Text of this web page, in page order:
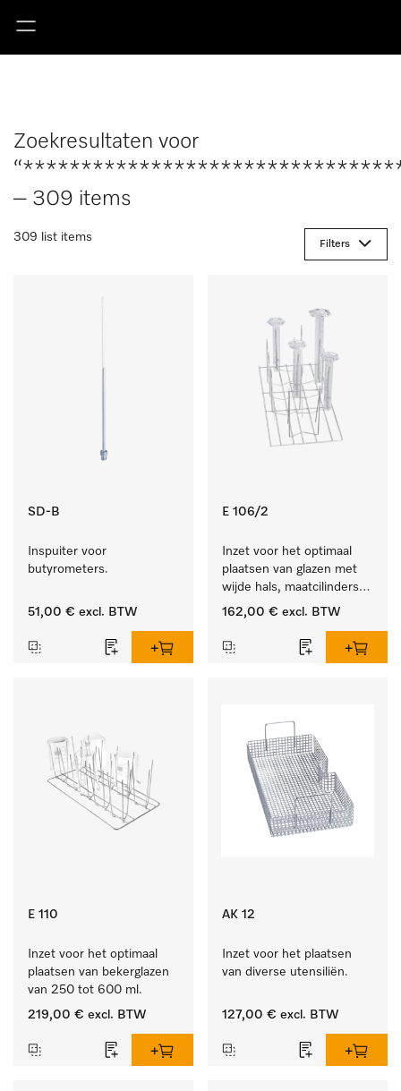
Zoekresultaten voor
– 309 items
309 list items
Filters
SD-B
Inspuiter voor
butyrometers.
51,00 € excl. BTW
E 106/2
Inzet voor het optimaal
plaatsen van glazen met
wijde hals, maatcilinders
enz.
162,00 € excl. BTW
E 110
Inzet voor het optimaal
plaatsen van bekerglazen
van 250 tot 600 ml.
219,00 € excl. BTW
AK 12
Inzet voor het plaatsen
van diverse utensiliën.
127,00 € excl. BTW